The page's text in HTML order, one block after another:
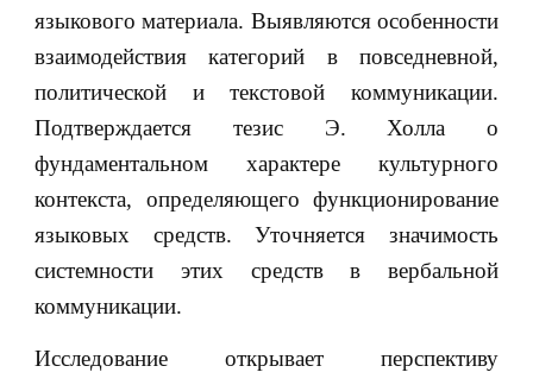
языкового материала. Выявляются особенности
взаимодействия категорий в повседневной,
политической и текстовой коммуникации.
Подтверждается тезис Э. Холла о
фундаментальном характере культурного
контекста, определяющего функционирование
языковых средств. Уточняется значимость
системности этих средств в вербальной
коммуникации.
Исследование открывает перспективу